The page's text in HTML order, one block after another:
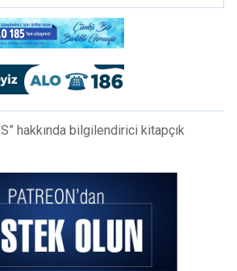
hakkında bilgilendirici kitapçık